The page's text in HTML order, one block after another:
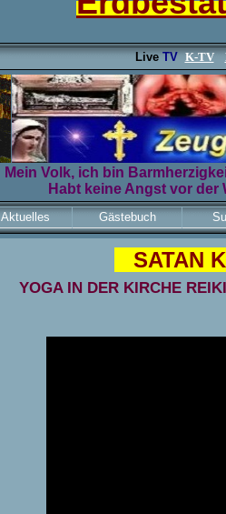
LiveTV K-TV
Mein Volk, ich bin
Habt keine Angst vor der
Aktuelles Gästebuch
SATAN
YOGA IN DER KIRCHE